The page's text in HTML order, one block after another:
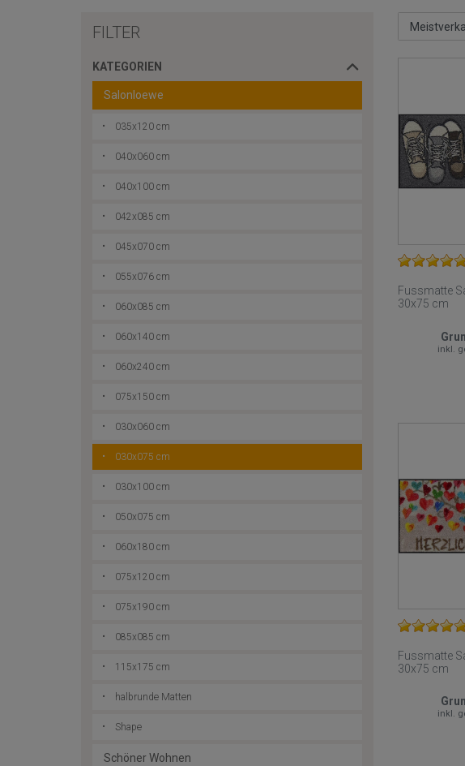
FILTER
KATEGORIEN
Salonloewe
035x120 cm
040x060 cm
040x100 cm
042x085 cm
045x070 cm
055x076 cm
060x085 cm
060x140 cm
060x240 cm
075x150 cm
030x060 cm
030x075 cm
030x100 cm
050x075 cm
060x180 cm
075x120 cm
075x190 cm
085x085 cm
115x175 cm
halbrunde Matten
Shape
Schöner Wohnen
Fussmatte
30x75 cm
inkl.
Fussmatte
30x75 cm
inkl.